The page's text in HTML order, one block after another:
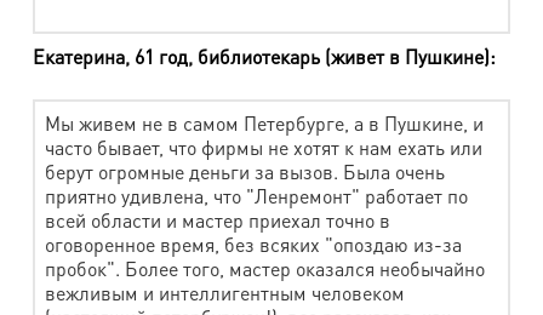
Наименование работ
Стоимость
Индивидуальная стирка постельного белья
(загрузка - 6кг)
820 руб.
Индивидуальная стирка постельного белья
ЛЮКС (загрузка - 6 кг)
920 руб.
Кондиционер
Отбеливатель
100 руб.
Екатерина, 61 год, библиотекарь (живет в Пушкине):
Мы живем не в самом Петербурге, а в Пушкине, и
часто бывает, что фирмы не хотят к нам ехать или
берут огромные деньги за вызов. Была очень
приятно удивлена, что "Ленремонт" работает по
всей области и мастер приехал точно в
оговоренное время, без всяких "опоздаю из-за
пробок". Более того, мастер оказался необычайно
вежливым и интеллигентным человеком